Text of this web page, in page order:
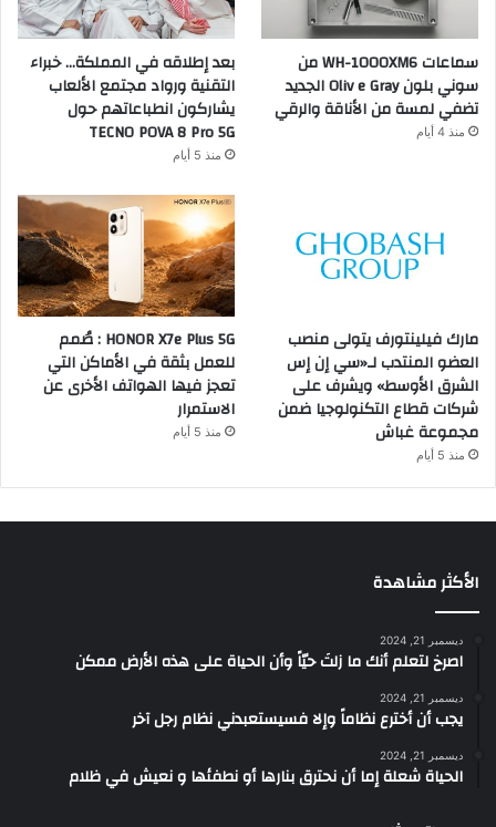
سماعات WH-1000XM6 من
سوني بلون Oliv e Gray الجديد
تضفي لمسة من الأناقة والرقي
منذ 4 أيام
بعد إطلاقه في المملكة… خبراء
التقنية ورواد مجتمع الألعاب
يشاركون انطباعاتهم حول
TECNO POVA 8 Pro 5G
منذ 5 أيام
مارك فيلينتورف يتولى منصب
العضو المنتدب لـ«سي إن إس
الشرق الأوسط» ويشرف على
شركات قطاع التكنولوجيا ضمن
مجموعة غباش
منذ 5 أيام
HONOR X7e Plus 5G : صُمم
للعمل بثقة في الأماكن التي
تعجز فيها الهواتف الأخرى عن
الاستمرار
منذ 5 أيام
الأكثر مشاهدة
ديسمبر 21, 2024
‫اصرخ لتعلم أنك ما زلتَ حيّاً وأن الحياة على هذه الأرض ممكن
ديسمبر 21, 2024
يجب أن أخترع نظاماً وإلا فسيستعبدني نظام رجل آخر
ديسمبر 21, 2024
الحياة شعلة إما أن نحترق بنارها أو نطفئها و نعيش في ظلام